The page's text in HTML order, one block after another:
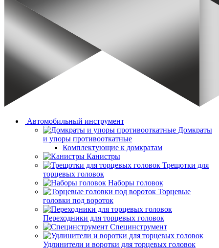
Автомобильный инструмент
Домкраты
и упоры противооткатные
Комплектующие к домкратам
Канистры
Трещотки для
торцевых головок
Наборы головок
Торцевые
головки под вороток
Переходники для торцевых головок
Специнструмент
Удлинители и воротки для торцевых головок